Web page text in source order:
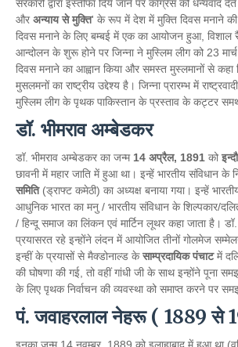
सरकारों द्वारा इस्तीफा दिये जाने पर कांग्रेस को धन्यवाद
और अन्याय से मुक्ति' के रूप में देश में मुक्ति दिवस मनाने की
दिवस मनाने के लिए बम्बई में एक का आयोजन हुआ, विशाल
आन्दोलन के शुरू होने पर जिन्ना ने मुस्लिम लीग को 23
दिवस मनाने का आह्वान किया और समस्त मुस्लमानों से कहा
मुसलमनों का राष्ट्रीय उद्देश्य है। जिन्ना प्रारम्भ में
मुस्लिम लीग के पृथक पाकिस्तान के प्रस्ताव के कट्टर
डॉ. भीमराव अम्बेडकर
डॉ. भीमराव अम्बेडकर का जन्म 14 अप्रैल, 1891 को
छावनी में महार जाति में हुआ था। इन्हें भारतीय संविधान के
समिति(ड्राफ्ट कमेठी) का अध्यक्ष बनाया गया। इन्हें
आधुनिक भारत का मनु / भारतीय संविधान के शिल्पकार/
/ हिन्दू समाज का लिंकन एवं मार्टिन लूथर कहा जाता है।
प्रयासरत रहे इन्होंने लंदन में आयोजित तीनों गोलमेज
इन्हीं के प्रयासों से मैक्डोनाल्ड केसाम्प्रदायिक पंचाटमें
की घोषणा की गई, तो वहीं गांधी जी के साथ इन्होंने पूना
के लिए पृथक निर्वाचन की व्यवस्था को समाप्त करने पर
पं. जवाहरलाल नेहरू ( 1889 से